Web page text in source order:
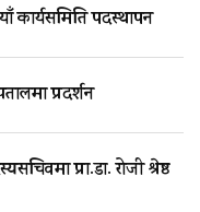
कार्यसमिति पदस्थापन
प्रदर्शन
प्रा.डा. रोजी श्रेष्ठ